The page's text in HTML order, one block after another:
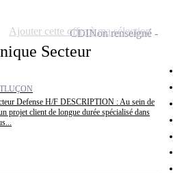
Secteur
Defense H/F DESCRIPTION : Au sein de
projet client de longue durée spécialisé dans
CDINon renseigné
Ajouter cette offre à ma sélection